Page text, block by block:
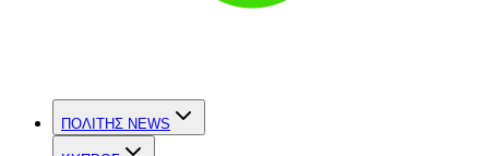
ΠΟΛΙΤΗΣ NEWS